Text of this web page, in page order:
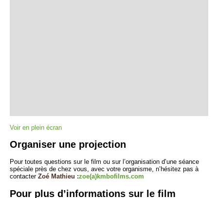
Voir en plein écran
Organiser une projection
Pour toutes questions sur le film ou sur l’organisation d’une séance
spéciale près de chez vous, avec votre organisme, n’hésitez pas à
contacterZoé Mathieu :zoe(a)kmbofilms.com
Pour plus d’informations sur le film